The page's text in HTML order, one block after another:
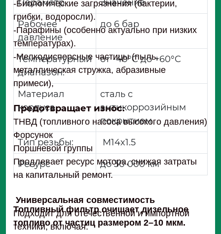
-Биологические загрязнения (бактерии,
грибки, водоросли).
-Парафины (особенно актуально при низких
температурах).
-Мелкодисперсные частицы (пыль,
металлическая стружка, абразивные
примеси),
Предотвращает износ:
ТНВД (топливного насоса высокого давления)
Форсунок
Поршневой группы
Продлевает ресурс мотора, снижая затраты
на капитальный ремонт.
Универсальная совместимость
Подходит для отечественной и импортной
техники, включая:
Параметр
Значение
Рабочее
давление
до 6 бар
Температурный
диапазон:
от -40°C до +60°C
Материал
корпуса
сталь с
антикоррозийным
покрытием
Тип резьбы:
M14x1.5
Ресурс
до 30 000 км
Топливный фильтр очищает дизельное
топливо от частиц размером 2–10 мкм.